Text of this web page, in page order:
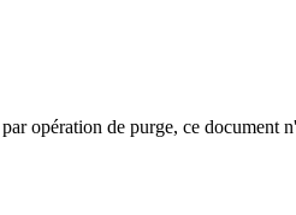
opération de purge, ce document